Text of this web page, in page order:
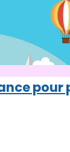
pour